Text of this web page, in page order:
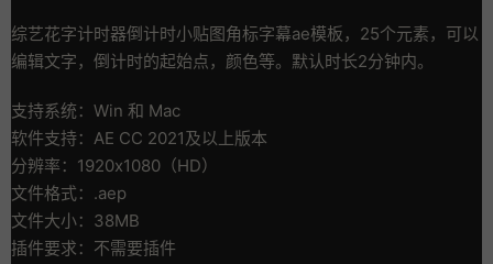
综艺花字计时器倒计时小贴图角标字幕ae模板，25个元素，可以
编辑文字，倒计时的起始点，颜色等。默认时长2分钟内。
支持系统：Win 和 Mac
软件支持：AE CC 2021及以上版本
分辨率：1920x1080（HD）
文件格式：.aep
文件大小：38MB
插件要求：不需要插件